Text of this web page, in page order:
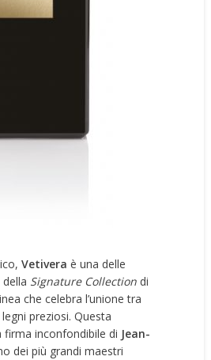
Vetivera è una delle
Signature Collection di
che celebra l’unione tra
preziosi. Questa
inconfondibile di Jean-
dei più grandi maestri